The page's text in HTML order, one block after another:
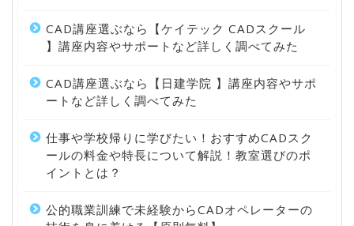
CAD講座選ぶなら【ケイテック CADスクール
】講座内容やサポートなど詳しく調べてみた
CAD講座選ぶなら【日建学院 】講座内容やサポ
ートなど詳しく調べてみた
仕事や学校帰りに学びたい！おすすめCADスク
ールの料金や特長について解説！教室選びのポ
イントとは？
公的職業訓練で未経験からCADオペレーターの